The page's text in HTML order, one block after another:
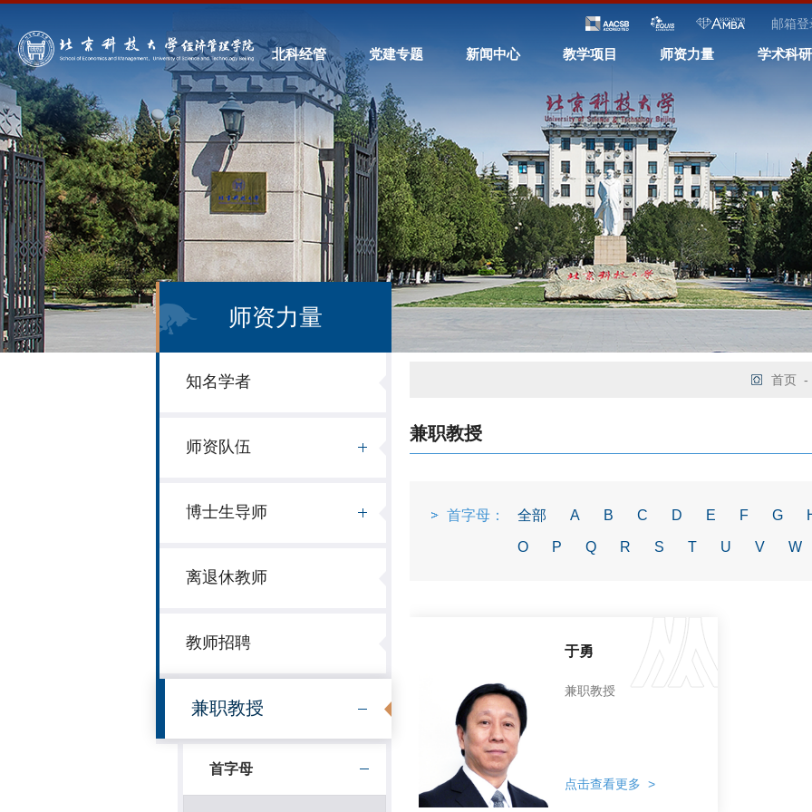
邮箱登
北科经管 党建专题 新闻中心 教学项目 师资力量 学术科研
师资力量
知名学者
师资队伍
博士生导师
离退休教师
教师招聘
兼职教授
首字母
首页 -
兼职教授
首字母： 全部 A B C D E F G
O P Q R S T U V W
于勇
兼职教授
点击查看更多 >